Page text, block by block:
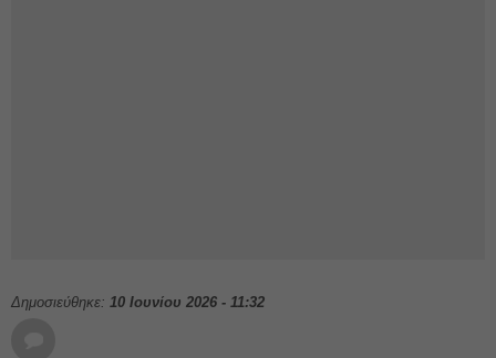
Δημοσιεύθηκε: 10 Ιουνίου 2026 - 11:32